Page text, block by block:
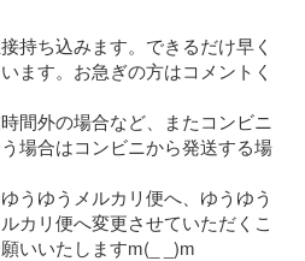
持ち込みます。できるだけ早く
ます。お急ぎの方はコメントく
間外の場合など、またコンビニ
場合はコンビニから発送する場
うゆうメルカリ便へ、ゆうゆう
カリ便へ変更させていただくこ
いいたしますm(_ _)m